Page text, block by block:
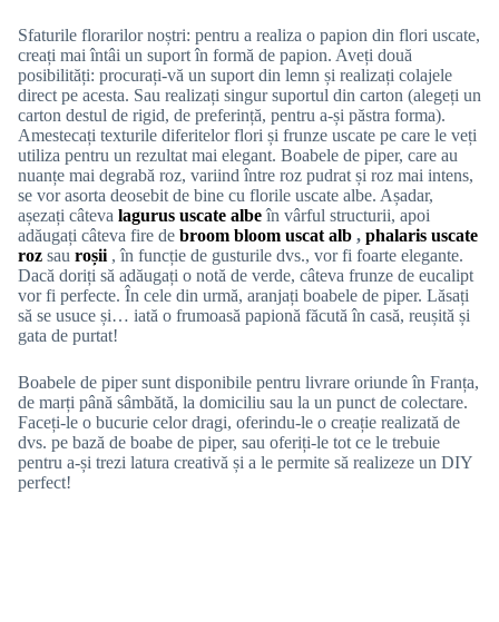
Sfaturile florarilor noștri: pentru a realiza o papion din flori uscate,
creați mai întâi un suport în formă de papion. Aveți două
posibilități: procurați-vă un suport din lemn și realizați colajele
direct pe acesta. Sau realizați singur suportul din carton (alegeți un
carton destul de rigid, de preferință, pentru a-și păstra forma).
Amestecați texturile diferitelor flori și frunze uscate pe care le veți
utiliza pentru un rezultat mai elegant. Boabele de piper, care au
nuanțe mai degrabă roz, variind între roz pudrat și roz mai intens,
se vor asorta deosebit de bine cu florile uscate albe. Așadar,
așezați câteva lagurus uscate albeîn vârful structurii, apoi
adăugați câteva fire de broom bloom uscat alb , phalaris uscate
roz sau roșii , în funcție de gusturile dvs., vor fi foarte elegante.
Dacă doriți să adăugați o notă de verde, câteva frunze de eucalipt
vor fi perfecte. În cele din urmă, aranjați boabele de piper. Lăsați
să se usuce și… iată o frumoasă papionă făcută în casă, reușită și
gata de purtat!
Boabele de piper sunt disponibile pentru livrare oriunde în Franța,
de marți până sâmbătă, la domiciliu sau la un punct de colectare.
Faceți-le o bucurie celor dragi, oferindu-le o creație realizată de
dvs. pe bază de boabe de piper, sau oferiți-le tot ce le trebuie
pentru a-și trezi latura creativă și a le permite să realizeze un DIY
perfect!